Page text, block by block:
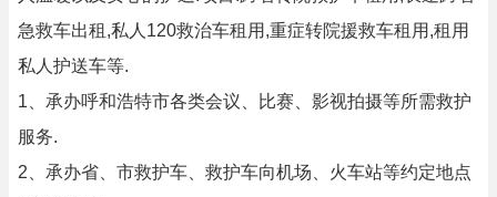
急救车出租,私人120救治车租用,重症转院援救车租用,租用
私人护送车等.
1、承办呼和浩特市各类会议、比赛、影视拍摄等所需救护
服务.
2、承办省、市救护车、救护车向机场、火车站等约定地点